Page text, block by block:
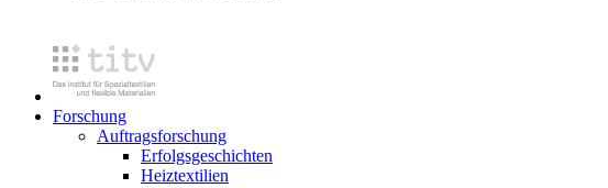
Forschung
Auftragsforschung
Erfolgsgeschichten
Heiztextilien